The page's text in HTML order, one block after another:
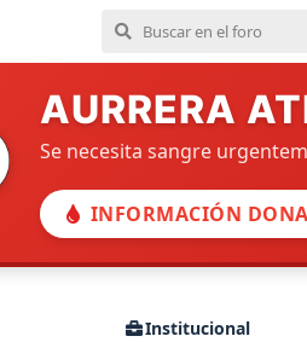
AURRERA
Se necesita sangre
INFORMACIÓN
Institucional